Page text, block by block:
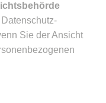
Sie der Ansicht